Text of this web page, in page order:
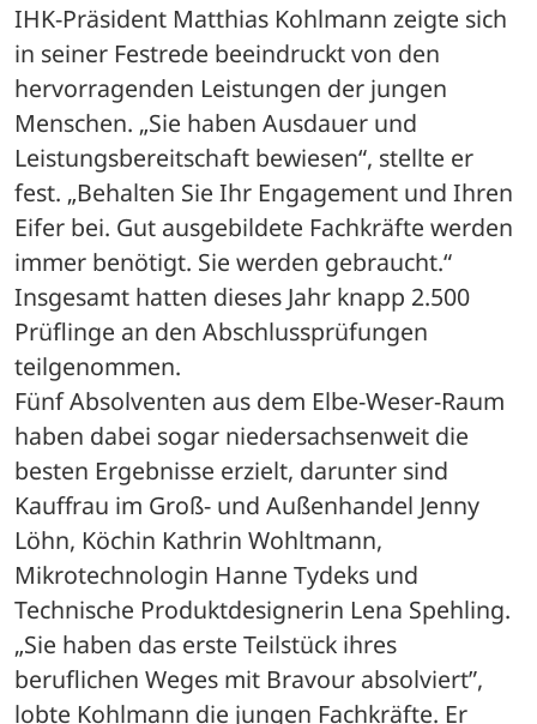
IHK-Präsident Matthias Kohlmann zeigte sich
in seiner Festrede beeindruckt von den
hervorragenden Leistungen der jungen
Menschen. „Sie haben Ausdauer und
Leistungsbereitschaft bewiesen“, stellte er
fest. „Behalten Sie Ihr Engagement und Ihren
Eifer bei. Gut ausgebildete Fachkräfte werden
immer benötigt. Sie werden gebraucht.“
Insgesamt hatten dieses Jahr knapp 2.500
Prüflinge an den Abschlussprüfungen
teilgenommen.
Fünf Absolventen aus dem Elbe-Weser-Raum
haben dabei sogar niedersachsenweit die
besten Ergebnisse erzielt, darunter sind
Kauffrau im Groß- und Außenhandel Jenny
Löhn, Köchin Kathrin Wohltmann,
Mikrotechnologin Hanne Tydeks und
Technische Produktdesignerin Lena Spehling.
„Sie haben das erste Teilstück ihres
beruflichen Weges mit Bravour absolviert”,
lobte Kohlmann die jungen Fachkräfte. Er